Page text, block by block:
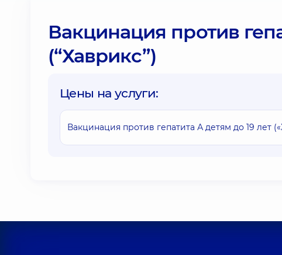
Вакцинация против
(“Хаврикс”)
Цены на услуги:
Вакцинация против гепатита А детям до 19 лет